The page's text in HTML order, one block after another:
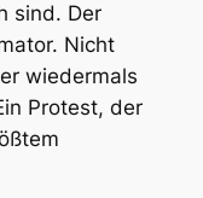
sind. Der
Nicht
wiedermals
Protest, der